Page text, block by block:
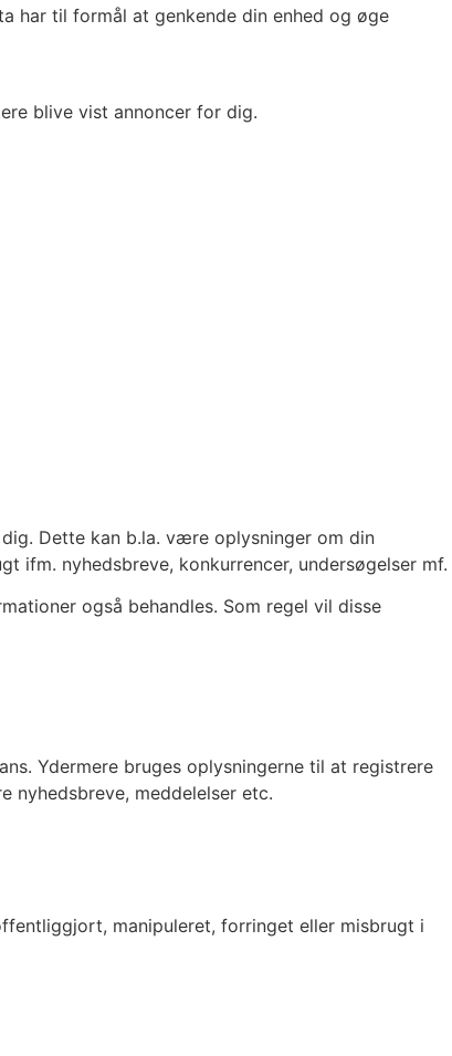
har til formål at genkende din enhed og øge
blive vist annoncer for dig.
Dette kan b.la. være oplysninger om din
ifm. nyhedsbreve, konkurrencer, undersøgelser mf.
også behandles. Som regel vil disse
Ydermere bruges oplysningerne til at registrere
nyhedsbreve, meddelelser etc.
manipuleret, forringet eller misbrugt i